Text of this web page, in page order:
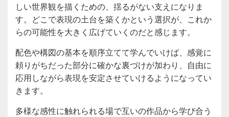
しい世界観を描くための、揺るがない支えになりま
す。どこで表現の土台を築くかという選択が、これか
らの可能性を大きく広げていくのだと感じます。
配色や構図の基本を順序立てて学んでいけば、感覚に
頼りがちだった部分に確かな裏づけが加わり、自由に
応用しながら表現を安定させていけるようになってい
きます。
多様な感性に触れられる場で互いの作品から学び合う